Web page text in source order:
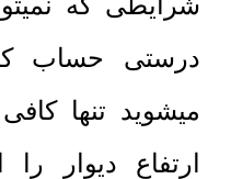
درستی حساب
میشوید تنها
ارتفاع دیوار